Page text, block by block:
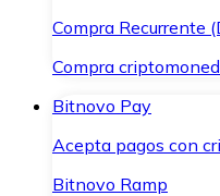
Compra Recurrente
Compra
Bitnovo Pay
Acepta pagos con
Bitnovo Ramp